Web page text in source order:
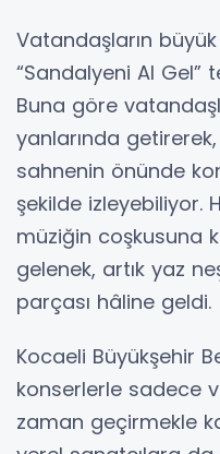
Vatandaşların
“Sandalyeni Al Gel”
Buna göre
yanlarında
sahnenin önünde
şekilde
müziğin coşkusuna
gelenek, artık yaz
parçası hâline geldi.
Kocaeli Büyükşehir
konserlerle sadece
zaman geçirmekle